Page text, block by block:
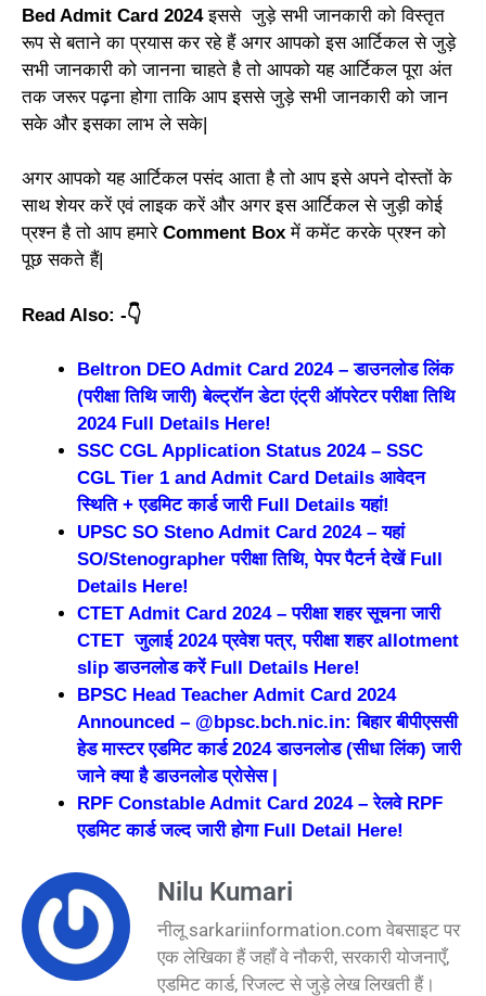
Bed Admit Card 2024इससे जुड़े सभी जानकारी को विस्तृत
रूप से बताने का प्रयास कर रहे हैं अगर आपको इस आर्टिकल से जुड़े
सभी जानकारी को जानना चाहते है तो आपको यह आर्टिकल पूरा अंत
तक जरूर पढ़ना होगा ताकि आप इससे जुड़े सभी जानकारी को जान
सके और इसका लाभ ले सके|
अगर आपको यह आर्टिकल पसंद आता है तो आप इसे अपने दोस्तों के
साथ शेयर करें एवं लाइक करें और अगर इस आर्टिकल से जुड़ी कोई
प्रश्न है तो आप हमारेComment Boxमें कमेंट करके प्रश्न को
पूछ सकते हैं|
Read Also: -👇
Beltron DEO Admit Card 2024 – डाउनलोड लिंक
(परीक्षा तिथि जारी) बेल्ट्रॉन डेटा एंट्री ऑपरेटर परीक्षा तिथि
2024 Full Details Here!
SSC CGL Application Status 2024 – SSC
CGL Tier 1 and Admit Card Details आवेदन
स्थिति + एडमिट कार्ड जारी Full Details यहां!
UPSC SO Steno Admit Card 2024 – यहां
SO/Stenographer परीक्षा तिथि, पेपर पैटर्न देखें Full
Details Here!
CTET Admit Card 2024 – परीक्षा शहर सूचना जारी
CTET जुलाई 2024 प्रवेश पत्र, परीक्षा शहर allotment
slip डाउनलोड करें Full Details Here!
BPSC Head Teacher Admit Card 2024
Announced – @bpsc.bch.nic.in: बिहार बीपीएससी
हेड मास्टर एडमिट कार्ड 2024 डाउनलोड (सीधा लिंक) जारी
जाने क्या है डाउनलोड प्रोसेस |
RPF Constable Admit Card 2024 – रेलवे RPF
एडमिट कार्ड जल्द जारी होगा Full Detail Here!
Nilu Kumari
नीलू sarkariinformation.com वेबसाइट पर
एक लेखिका हैं जहाँ वे नौकरी, सरकारी योजनाएँ,
एडमिट कार्ड, रिजल्ट से जुड़े लेख लिखती हैं।